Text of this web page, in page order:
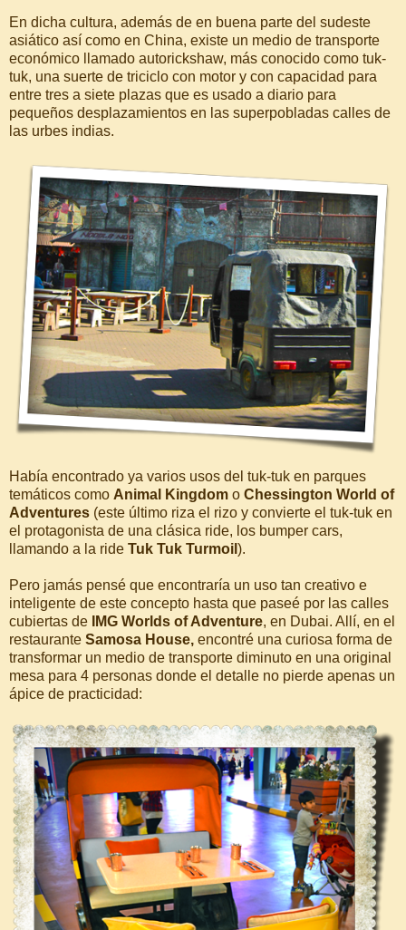
En dicha cultura, además de en buena parte del sudeste
asiático así como en China, existe un medio de transporte
económico llamado autorickshaw, más conocido como tuk-
tuk, una suerte de triciclo con motor y con capacidad para
entre tres a siete plazas que es usado a diario para
pequeños desplazamientos en las superpobladas calles de
las urbes indias.
Había encontrado ya varios usos del tuk-tuk en parques
temáticos como Animal Kingdom o Chessington World of
Adventures (este último riza el rizo y convierte el tuk-tuk en
el protagonista de una clásica ride, los bumper cars,
llamando a la ride Tuk Tuk Turmoil ).
Pero jamás pensé que encontraría un uso tan creativo e
inteligente de este concepto hasta que paseé por las calles
cubiertas de
IMG Worlds of Adventure, en Dubai. Allí, en el
restaurante Samosa House, encontré una curiosa forma de
transformar un medio de transporte diminuto en una original
mesa para 4 personas donde el detalle no pierde apenas un
ápice de practicidad: